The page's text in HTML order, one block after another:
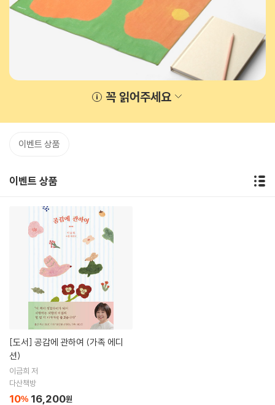
꼭 읽어주세요
이벤트 상품
이벤트 상품
[도서]
션)
이금희 저
다산책방
10% 16,200원